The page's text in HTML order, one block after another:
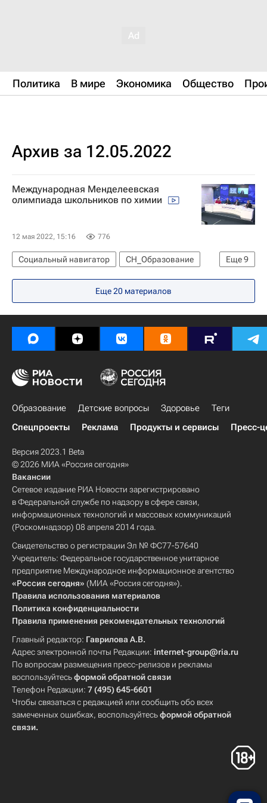
Политика В мире Экономика Общество
Архив за 12.05.2022
Международная Менделеевская
олимпиада школьников по химии
12 мая 2022, 15:16 776
Еще9
Социальный навигатор
СН_Образование
МГУ имени М. В. Ломоносова
Россия
Фонд Андрея Мельниченко
Ташкент
Наталья Тюрина
Узбекистан
ЕвроХим
Международная Менделеевская олимпиада школьников по химии
Еще 20 материалов
Образование Детские вопросы Здоровье
Теги
Спецпроекты
Реклама Продукты и сервисы Пресс-
Версия 2023.1 Beta
© 2026 МИА «Россия сегодня»
Вакансии
Сетевое издание РИА Новости зарегистрировано
в Федеральной службе по надзору в сфере связи,
информационных технологий и массовых коммуникаций
(Роскомнадзор) 08 апреля 2014 года.
Свидетельство о регистрации Эл № ФС77-57640
Учредитель: Федеральное государственное унитарное
предприятие Международное информационное агентство
«Россия сегодня» (МИА «Россия сегодня»).
Правила использования материалов
Политика конфиденциальности
Правила применения рекомендательных технологий
Главный редактор: Гаврилова А.В.
Адрес электронной почты Редакции: internet-group@ria.ru
По вопросам размещения пресс-релизов и рекламы
воспользуйтесьформой обратной связи
Телефон Редакции: 7 (495) 645-6601
Чтобы связаться с редакцией или сообщить обо всех
замеченных ошибках, воспользуйтесьформой обратной
связи.